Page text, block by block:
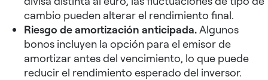
cambio pueden alterar el rendimiento final.
Riesgo de amortización anticipada.Algunos
bonos incluyen la opción para el emisor de
amortizar antes del vencimiento, lo que puede
reducir el rendimiento esperado del inversor.